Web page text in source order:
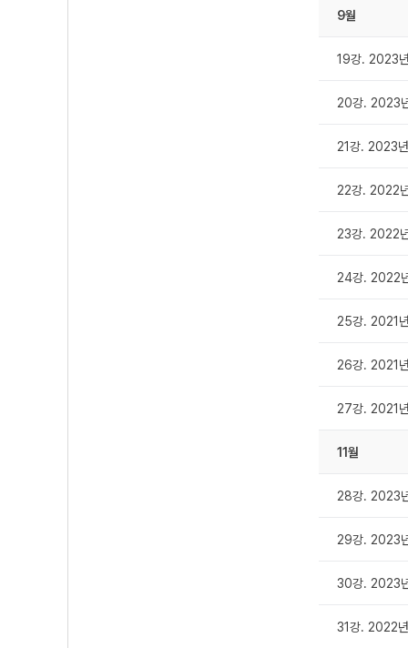
9월
19강. 2023
20강. 2023
21강. 2023
22강. 2022
23강. 2022
24강. 2022
25강. 2021
26강. 2021
27강. 2021
11월
28강. 2023
29강. 2023
30강. 2023
31강. 2022